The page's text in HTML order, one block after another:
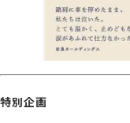
特別企画